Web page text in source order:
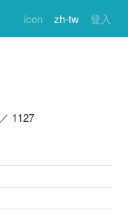
icon zh-tw 登入
／ 1127